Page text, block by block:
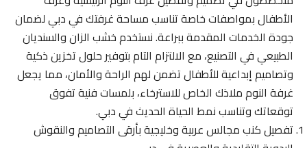
الأطفال بمواصفات خاصة تناسب مساحة غرفتك في دبي لضمان
جودة الخدمات المقدمة ببراعة. نستخدم خشب الزان والسنديان
الطبيعي في التصنيع، مع الالتزام التام بتوفير حلول تخزين ذكية
وتصاميم إبداعية للأطفال تضمن لهم الراحة والأمان، مما يجعل
غرفة النوم ملاذك الخاص للاسترخاء، بلمسات فنية تفوق
توقعاتك وتناسب نمط الحياة الحديث في دبي.
تفصيل كنب مجالس عربية وخليجية بأرقى التصاميم والنقوش